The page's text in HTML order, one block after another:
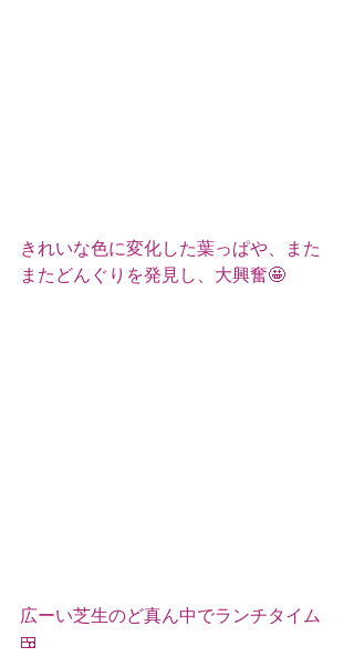
きれいな色に変化した葉っぱや、また
またどんぐりを発見し、大興奮🤩
広ーい芝生のど真ん中でランチタイム
🍱